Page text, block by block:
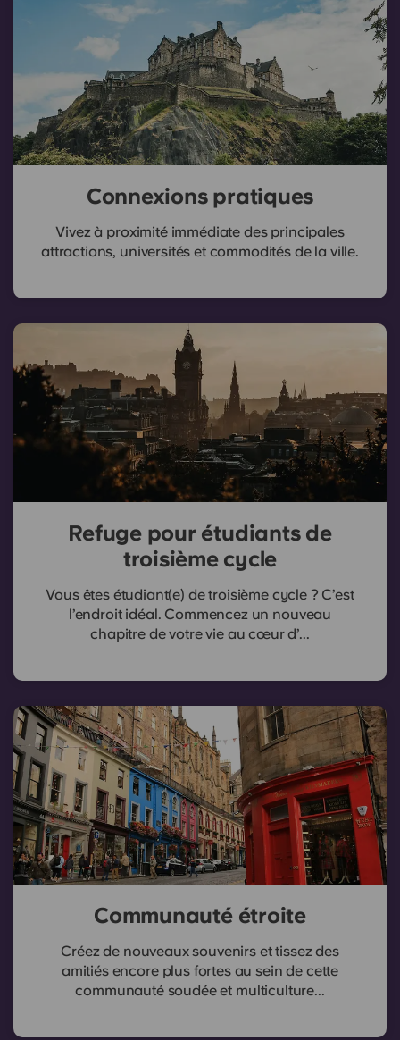
Connexions pratiques
Vivez à proximité immédiate des principales
attractions, universités et commodités de la ville.
Refuge pour étudiants de
troisième cycle
Vous êtes étudiant(e) de troisième cycle ? C’est
l’endroit idéal. Commencez un nouveau
chapitre de votre vie au cœur d’...
Communauté étroite
Créez de nouveaux souvenirs et tissez des
amitiés encore plus fortes au sein de cette
communauté soudée et multiculture...